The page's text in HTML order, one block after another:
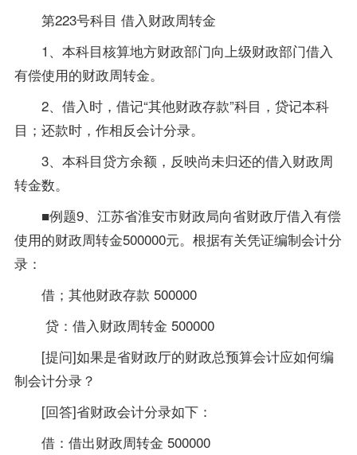
第223号科目 借入财政周转金
1、本科目核算地方财政部门向上级财政部门借入
有偿使用的财政周转金。
2、借入时，借记“其他财政存款”科目，贷记本科
目；还款时，作相反会计分录。
3、本科目贷方余额，反映尚未归还的借入财政周
转金数。
■例题9、江苏省淮安市财政局向省财政厅借入有偿
使用的财政周转金500000元。根据有关凭证编制会计分
录：
借；其他财政存款 500000
贷：借入财政周转金 500000
[提问]如果是省财政厅的财政总预算会计应如何编
制会计分录？
[回答]省财政会计分录如下：
借：借出财政周转金 500000